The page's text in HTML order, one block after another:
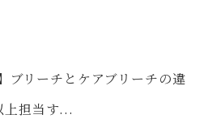
リーチとケアブリーチの違
上担当す...